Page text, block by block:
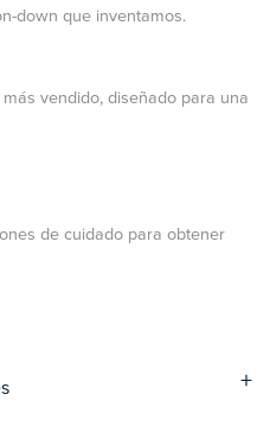
down que inventamos.
vendido, diseñado para una
de cuidado para obtener